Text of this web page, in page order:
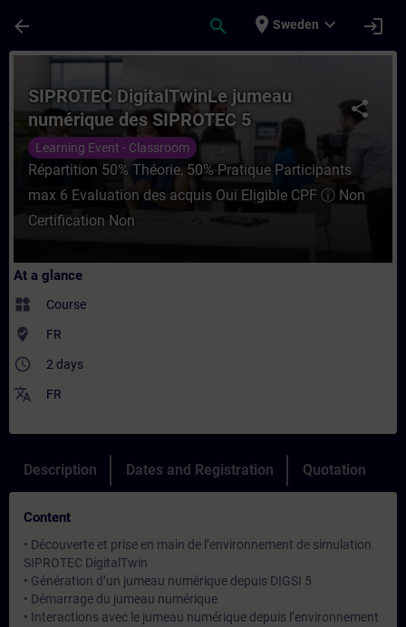
arrow_back search place Sweden expand_more login
Course - SIPROTEC DigitalTwinLe
share
SIPROTEC DigitalTwinLe jumeau
numérique des SIPROTEC 5
Learning Event - Classroom
Répartition 50% Théorie, 50% Pratique Participants
max 6 Evaluation des acquis Oui Eligible CPF ⓘ Non
Certification Non
At a glance
widgets Course
where_to_vote FR
access_time 2 days
translate FR
Description Dates and Registration Quotation
Content
• Découverte et prise en main de l’environnement de simulation
SIPROTEC DigitalTwin
• Génération d’un jumeau numérique depuis DIGSI 5
• Démarrage du jumeau numérique
• Interactions avec le jumeau numérique depuis l’environnement